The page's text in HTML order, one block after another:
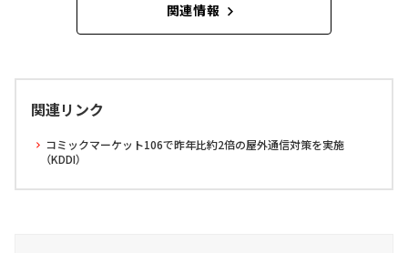
関連情報
関連リンク
コミックマーケット106で昨年比約2倍の屋外通信対策を実施
（KDDI）